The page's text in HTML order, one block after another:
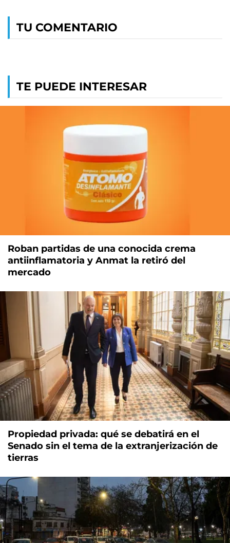
TU COMENTARIO
TE PUEDE INTERESAR
Roban partidas de una conocida crema
antiinflamatoria y Anmat la retiró del
mercado
Propiedad privada: qué se debatirá en el
Senado sin el tema de la extranjerización de
tierras